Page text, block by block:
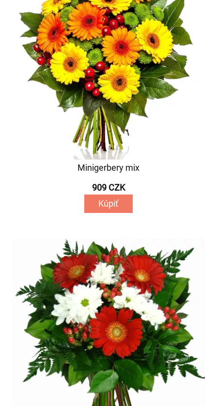
Minigerbery mix
909 CZK
Kúpiť